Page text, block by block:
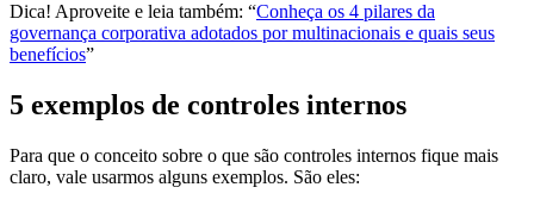
Dica! Aproveite e leia também: “Conheça os 4 pilares da
governança corporativa adotados por multinacionais e quais seus
benefícios”
5 exemplos de controles internos
Para que o conceito sobre o que são controles internos fique mais
claro, vale usarmos alguns exemplos. São eles: